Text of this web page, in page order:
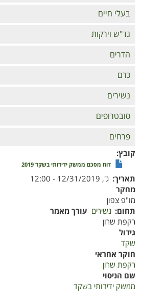
בעלי חיים
גד"ש וירקות
הדרים
כרם
נשירים
סובטרופים
פרחים
קובץ
דוח מסכם ממשק ידידותי בשקד 2019
תאריך ג', 12/31/2019 - 12:00
מחקר
מו"פ צפון
תחום נשירים עורך מאמר
רקפת שרון
גידול
שקד
חוקר אחראי
רקפת שרון
שם הניסוי
ממשק ידידותי בשקד